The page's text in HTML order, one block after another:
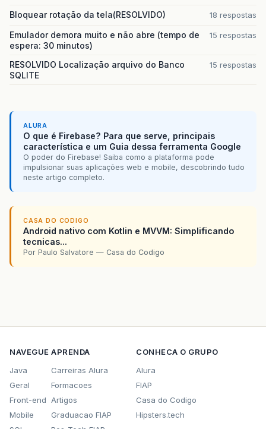
Bloquear rotação da tela(RESOLVIDO) 18 respostas
Emulador demora muito e não abre (tempo de
espera: 30 minutos)
15 respostas
RESOLVIDO Localização arquivo do Banco
SQLITE
15 respostas
ALURA
O que é Firebase? Para que serve, principais
característica e um Guia dessa ferramenta Google
O poder do Firebase! Saiba como a plataforma pode
impulsionar suas aplicações web e mobile, descobrindo tudo
neste artigo completo.
CASA DO CODIGO
Android nativo com Kotlin e MVVM: Simplificando
tecnicas...
Por Paulo Salvatore — Casa do Codigo
NAVEGUE
Java
Geral
Front-end
Mobile
APRENDA
Carreiras Alura
Formacoes
Artigos
Graduacao FIAP
CONHECA O GRUPO
Alura
FIAP
Casa do Codigo
Hipsters.tech